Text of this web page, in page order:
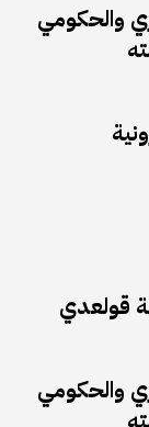
والحكومي
قولعدي
والحكومي